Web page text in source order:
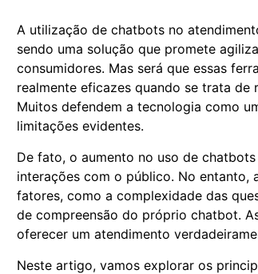
A utilização de chatbots no
sendo uma solução que promete
consumidores. Mas será que essas
realmente eficazes quando se trata
Muitos defendem a tecnologia como
limitações evidentes.
De fato, o aumento no uso de
interações com o público. No entanto,
fatores, como a complexidade das
de compreensão do próprio chatbot.
oferecer um atendimento
Neste artigo, vamos explorar os